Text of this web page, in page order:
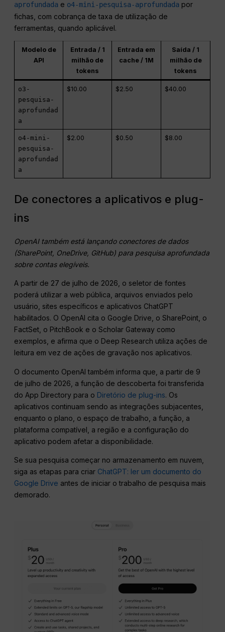
aprofundada e o4-mini-pesquisa-aprofundada por
fichas, com cobrança de taxa de utilização de
ferramentas, quando aplicável.
Modelo de
API
Entrada / 1
milhão de
tokens
Entrada em
cache / 1M
Saída / 1
milhão de
tokens
o3-
pesquisa-
aprofundad
a
$10.00 $2.50 $40.00
o4-mini-
pesquisa-
aprofundad
a
$2.00 $0.50 $8.00
De conectores a aplicativos e plug-
ins
OpenAItambém está lançando conectores de dados
(SharePoint, OneDrive, GitHub) para pesquisa aprofundada
sobre contas elegíveis.
A partir de 27 de julho de 2026, o seletor de fontes
poderá utilizar a web pública, arquivos enviados pelo
usuário, sites específicos e aplicativos ChatGPT
habilitados. O OpenAI cita o Google Drive, o SharePoint, o
FactSet, o PitchBook e o Scholar Gateway como
exemplos, e afirma que o Deep Research utiliza ações de
leitura em vez de ações de gravação nos aplicativos.
O documento OpenAI também informa que, a partir de 9
de julho de 2026, a função de descoberta foi transferida
do App Directory para o Diretório de plug-ins. Os
aplicativos continuam sendo as integrações subjacentes,
enquanto o plano, o espaço de trabalho, a função, a
plataforma compatível, a região e a configuração do
aplicativo podem afetar a disponibilidade.
Se sua pesquisa começar no armazenamento em nuvem,
siga as etapas para criar ChatGPT: ler um documento do
Google Drive antes de iniciar o trabalho de pesquisa mais
demorado.